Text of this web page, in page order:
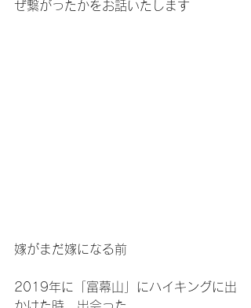
ぜ繋がったかをお話いたします
嫁がまだ嫁になる前
2019年に「富幕山」にハイキングに出
かけた時、出会った